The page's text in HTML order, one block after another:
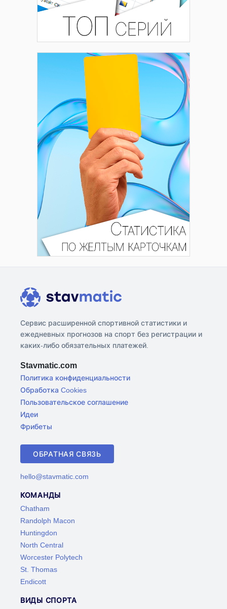
Сервис расширенной спортивной статистики и
ежедневных прогнозов на спорт без регистрации и
каких-либо обязательных платежей.
Stavmatic.com
Политика конфиденциальности
Обработка Cookies
Пользовательское соглашение
Идеи
Фрибеты
ОБРАТНАЯ СВЯЗЬ
hello@stavmatic.com
КОМАНДЫ
Chatham
Randolph Macon
Huntingdon
North Central
Worcester Polytech
St. Thomas
Endicott
ВИДЫ СПОРТА